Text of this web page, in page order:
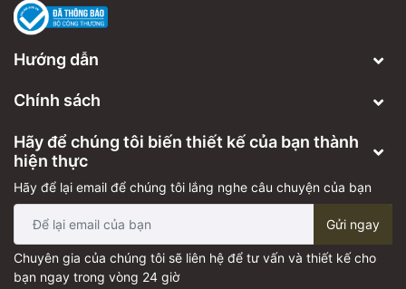
Hướng dẫn
Chính sách
Hãy để chúng tôi biến thiết kế của bạn thành
hiện thực
Hãy để lại email để chúng tôi lắng nghe câu chuyện của bạn
Gửi ngay
Chuyên gia của chúng tôi sẽ liên hệ để tư vấn và thiết kế cho
bạn ngay trong vòng 24 giờ